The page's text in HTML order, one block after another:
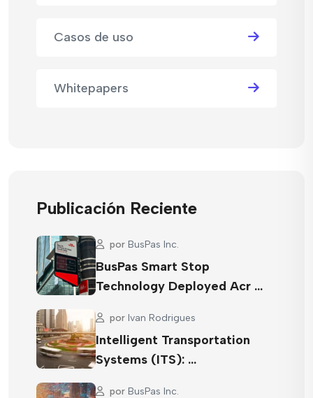
Casos de uso
Whitepapers
Publicación Reciente
por BusPas Inc.
BusPas Smart Stop
Technology Deployed Acr …
por Ivan Rodrigues
Intelligent Transportation
Systems (ITS): …
por BusPas Inc.